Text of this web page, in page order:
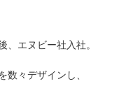
、エヌビー社入社。
数々デザインし、